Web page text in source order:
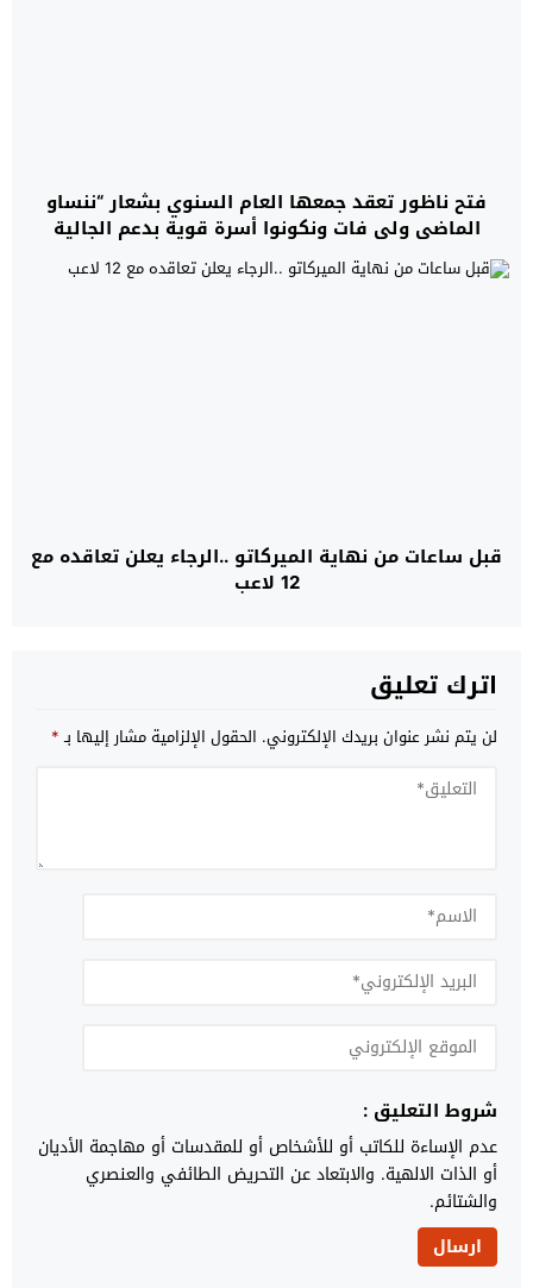
فتح ناظور تعقد جمعها العام السنوي بشعار “ننساو
الماضي ولي فات ونكونوا أسرة قوية بدعم الجالية
الفتحية”
قبل ساعات من نهاية الميركاتو ..الرجاء يعلن تعاقده مع
12 لاعب
اترك تعليق
لن يتم نشر عنوان بريدك الإلكتروني. الحقول الإلزامية مشار إليها بـ*
شروط التعليق :
عدم الإساءة للكاتب أو للأشخاص أو للمقدسات أو مهاجمة الأديان
أو الذات الالهية. والابتعاد عن التحريض الطائفي والعنصري
والشتائم.